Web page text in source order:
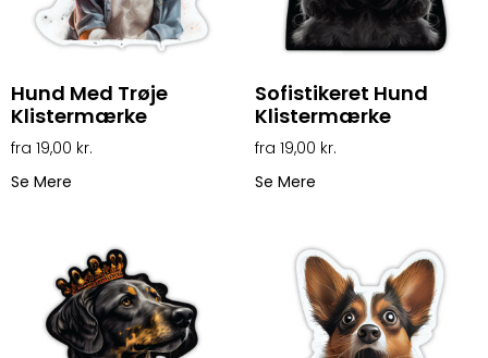
Hund Med Trøje
Klistermærke
19,00 kr.
Se Mere
Sofistikeret Hund
Klistermærke
19,00 kr.
Se Mere